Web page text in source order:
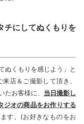
チにしてぬくもりを
ぬくもりを感じよう」と
店＆ご撮影して頂き、
お客様に、 当日撮影し
ジオの商品をお作りする
す。(お好きなものをお